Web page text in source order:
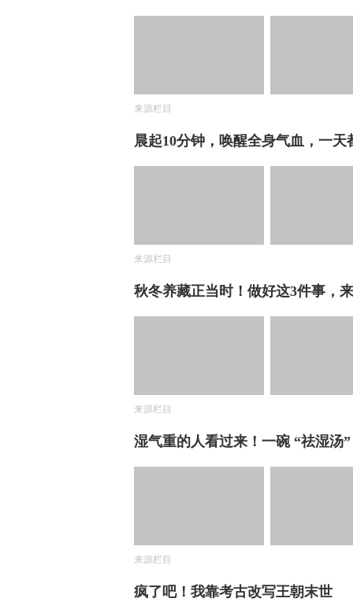
来源栏目
晨起10分钟，唤醒全身气血，一天
来源栏目
秋冬养藏正当时！做好这3件事，
来源栏目
湿气重的人看过来！一碗 “祛湿汤
来源栏目
疯了吧！我靠考古改写王朝末世